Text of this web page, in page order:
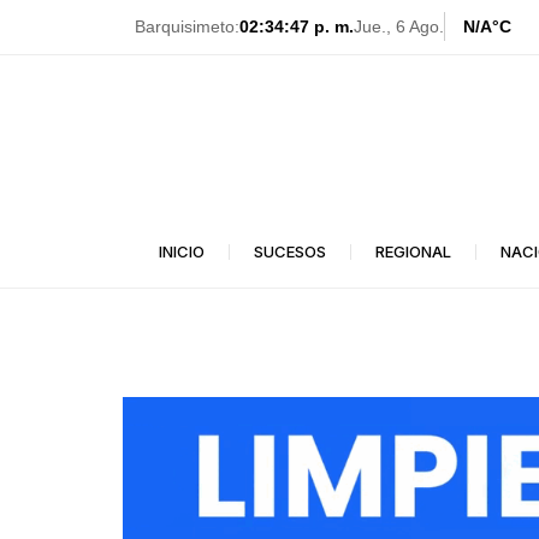
Barquisimeto:02:34:48 p. m.Jue., 6 Ago. N/A°C
INICIO SUCESOS REGIONAL